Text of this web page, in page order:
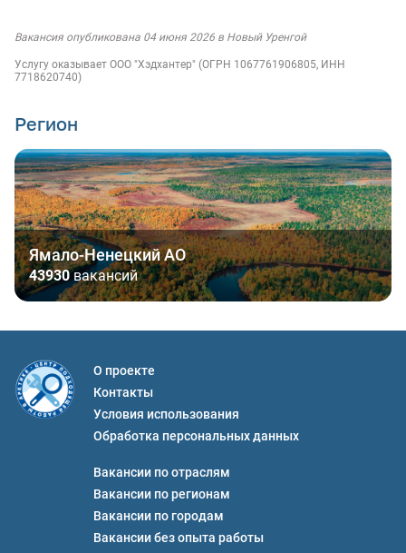
Вакансия опубликована 04 июня 2026 в Новый Уренгой
Услугу оказывает ООО "Хэдхантер" (ОГРН 1067761906805, ИНН
7718620740)
Регион
Ямало-Ненецкий АО
43930вакансий
О проекте
Контакты
Условия использования
Обработка персональных данных
Вакансии по отраслям
Вакансии по регионам
Вакансии по городам
Вакансии без опыта работы